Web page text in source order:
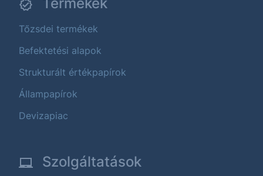
Tőzsdei termékek
Befektetési alapok
Strukturált értékpapírok
Állampapírok
Devizapiac
Szolgáltatások